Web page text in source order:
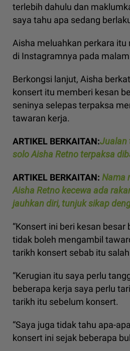
terlebih dahulu dan
saya tahu apa sedang
Aisha meluahkan perkara
di Instagramnya pada
Berkongsi lanjut, Aisha
konsert itu memberi kesan
seninya selepas terpaksa
tawaran kerja.
ARTIKEL BERKAITAN:Jualan
solo Aisha Retno terpaksa
ARTIKEL BERKAITAN: Nama
Aisha Retno kecewa ada
jauhkan diri, tunjuk sikap
“Konsert ini beri kesan
tidak boleh mengambil
tarikh konsert sebab itu
“Kerugian itu saya perlu
beberapa kerja saya perlu
tarikh itu sebelum konsert.
“Saya juga tidak tahu apa-
konsert ini sejak beberapa